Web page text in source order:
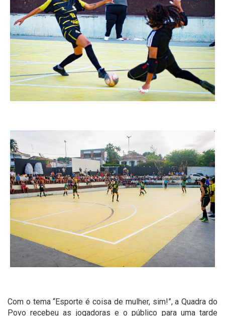
Com o tema “Esporte é coisa de mulher, sim!”, a Quadra do
Povo recebeu as jogadoras e o público para uma tarde